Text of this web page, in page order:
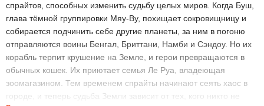
спрайтов, способных изменить судьбу целых миров. Когда Буш,
глава тёмной группировки Мяу-Ву, похищает сокровищницу и
собирается подчинить себе другие планеты, за ним в погоню
отправляются воины Бенгал, Бриттани, Намби и Сэндоу. Но их
корабль терпит крушение на Земле, и герои превращаются в
обычных кошек. Их приютает семья Ле Руа, владеющая
зоомагазином. Тем временем спрайты начинают сеять хаос в
городе, и теперь судьба Земли зависит от тех, кого никто не